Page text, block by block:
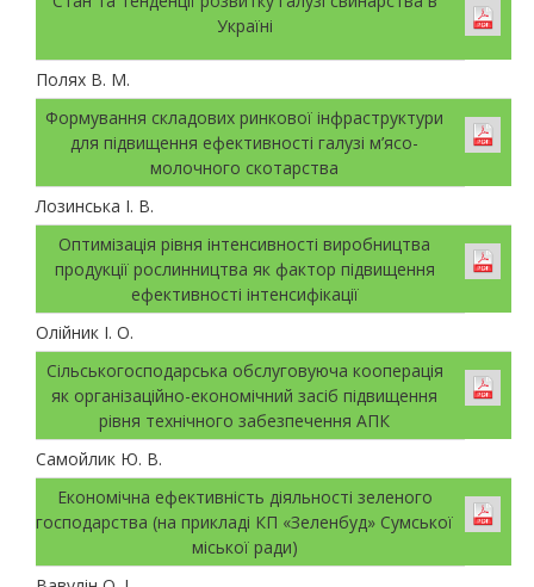
Україні
Полях В. М.
Формування складових ринкової інфраструктури
для підвищення ефективності галузі м’ясо-
молочного скотарства
Лозинська І. В.
Оптимізація рівня інтенсивності виробництва
продукції рослинництва як фактор підвищення
ефективності інтенсифікації
Олійник І. О.
Сільськогосподарська обслуговуюча кооперація
як організаційно-економічний засіб підвищення
рівня технічного забезпечення АПК
Самойлик Ю. В.
Економічна ефективність діяльності зеленого
господарства (на прикладі КП «Зеленбуд» Сумської
міської ради)